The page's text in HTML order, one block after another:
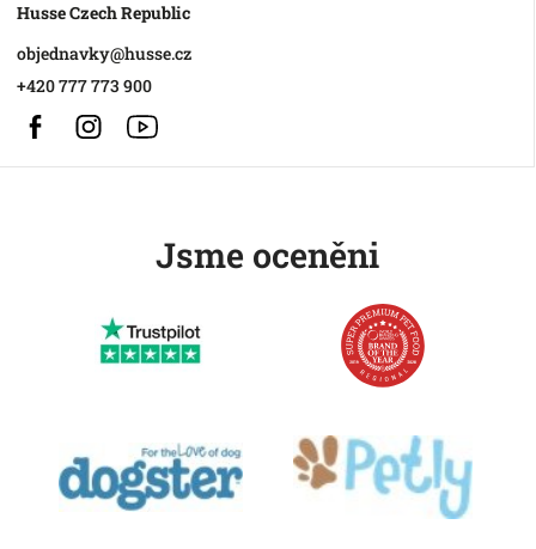
Husse Czech Republic
objednavky@husse.cz
+420 777 773 900
FacebookInstagram
Jsme oceněni